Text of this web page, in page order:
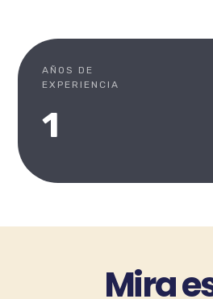
AÑOS DE
EXPERIENCIA
1
Mira